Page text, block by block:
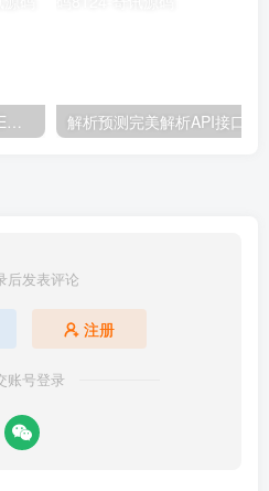
后发表评论
注册
账号登录